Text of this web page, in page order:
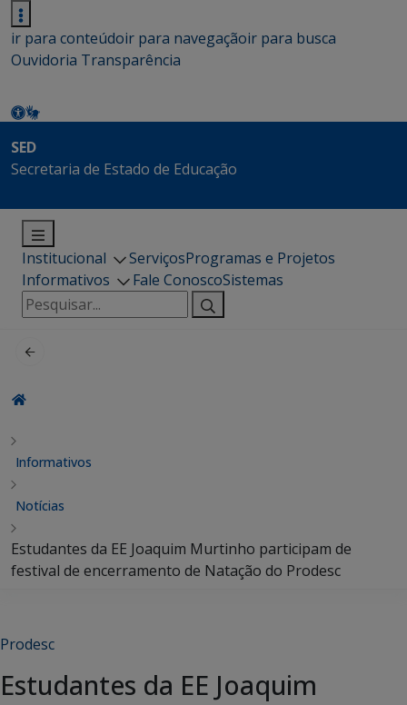
ir para conteúdoir para navegaçãoir para busca
Ouvidoria Transparência
SED
Secretaria de Estado de Educação
Institucional ServiçosProgramas e Projetos
Informativos
Fale ConoscoSistemas
Pesquisar
por:
Informativos
Notícias
Estudantes da EE Joaquim Murtinho participam de
festival de encerramento de Natação do Prodesc
Prodesc
Estudantes da EE Joaquim